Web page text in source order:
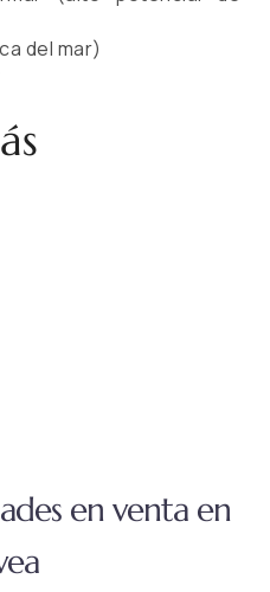
del mar)
en venta en